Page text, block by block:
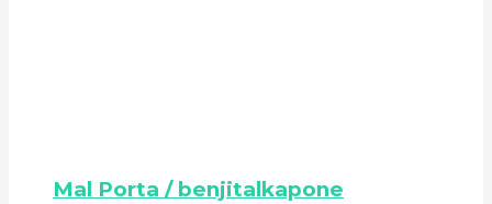
Mal Porta / benjitalkapone